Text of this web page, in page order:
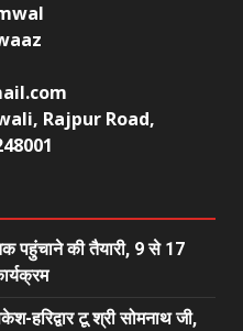
Rajpur Road,
पहुंचाने की तैयारी, 9 से 17
हरिद्वार टू श्री सोमनाथ जी,